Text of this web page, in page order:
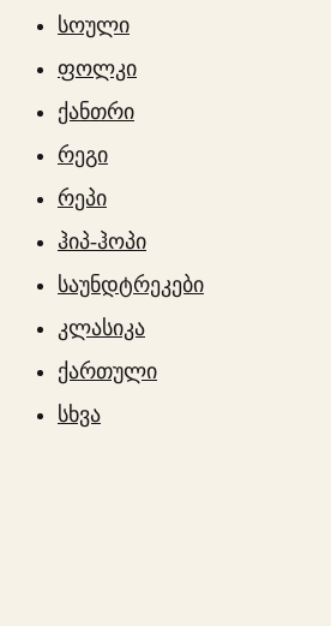
სოული
ფოლკი
ქანთრი
რეგი
რეპი
ჰიპ-ჰოპი
საუნდტრეკები
კლასიკა
ქართული
სხვა